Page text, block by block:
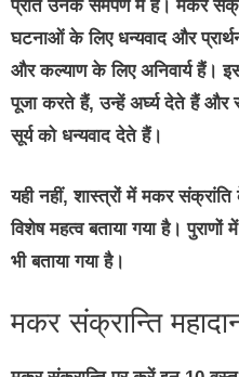
प्रति उनके समर्पण में है। मकर
घटनाओं के लिए धन्यवाद और
और कल्याण के लिए अनिवार्य हैं।
पूजा करते हैं, उन्हें अर्घ्य देते हैं और
सूर्य को धन्यवाद देते हैं।
यही नहीं, शास्‍त्रों में मकर
विशेष महत्‍व बताया गया है।
भी बताया गया है।
मकर संक्रान्ति